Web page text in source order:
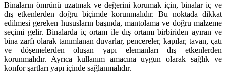
Binaların ömrünü uzatmak ve değerini korumak için, binalar iç ve
dış etkenlerden doğru biçimde korunmalıdır. Bu noktada dikkat
edilmesi gereken hususların başında, mantolama ve doğru malzeme
seçimi gelir. Binalarda iç ortam ile dış ortamı birbiriden ayıran ve
bina zarfı olarak tanımlanan duvarlar, pencereler, kapılar, tavan, çatı
ve döşemelerden oluşan yapı elemanları dış etkenlerden
korunmalıdır. Ayrıca kullanım amacına uygun olarak sağlık ve
konfor şartları yapı içinde sağlanmalıdır.